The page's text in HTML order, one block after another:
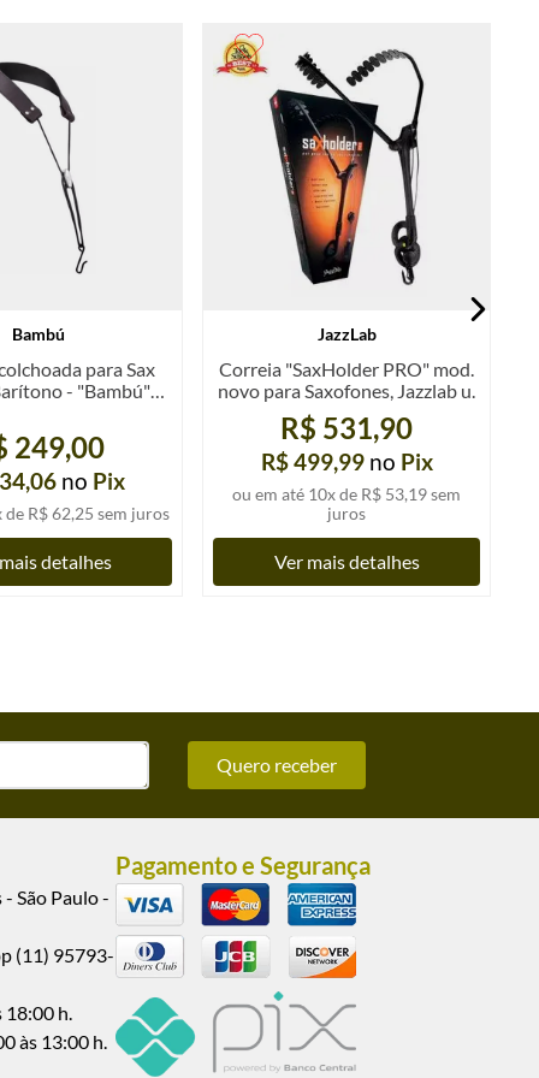
Bambú
para Sax
- "Bambú"
249,00
no Pix
de R$ 62,25 sem juros
detalhes
JazzLab
Correia "SaxHolder PRO" mod.
novo para Saxofones, Jazzlab u.
R$ 531,90
R$ 499,99 no Pix
ou em até 10x de R$ 53,19sem
juros
Ver mais detalhes
Quero receber
São Paulo -
(11) 95793-
18:00 h.
às 13:00 h.
Pagamento e Segurança